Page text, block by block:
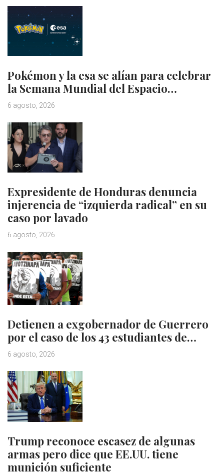
Pokémon y la esa se alían para celebrar
la Semana Mundial del Espacio…
6 agosto, 2026
Expresidente de Honduras denuncia
injerencia de “izquierda radical” en su
caso por lavado
6 agosto, 2026
Detienen a exgobernador de Guerrero
por el caso de los 43 estudiantes de…
6 agosto, 2026
Trump reconoce escasez de algunas
armas pero dice que EE.UU. tiene
munición suficiente